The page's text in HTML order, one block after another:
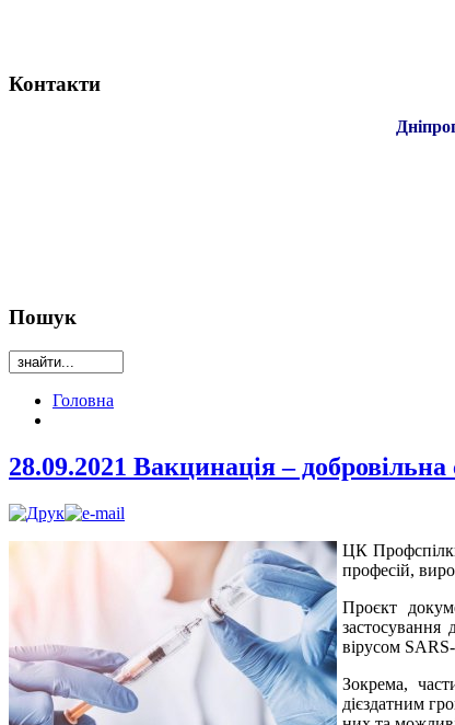
Контакти
Пошук
Головна
28.09.2021 Вакцинація –
ЦК
професій,
Проєкт
застосування
вірусом
Зокрема,
дієздатним